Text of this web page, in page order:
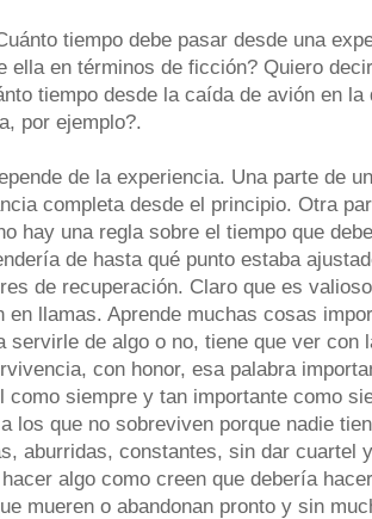
tiempo debe pasar desde una
ella en términos de ficción? Quiero
tiempo desde la caída de avión en
por ejemplo?.
de la experiencia. Una parte de
completa desde el principio. Otra
hay una regla sobre el tiempo que
de hasta qué punto estaba
de recuperación. Claro que es
en llamas. Aprende muchas cosas
servirle de algo o no, tiene que ver con
con honor, esa palabra
como siempre y tan importante como
los que no sobreviven porque nadie
aburridas, constantes, sin dar cuartel
algo como creen que debería
mueren o abandonan pronto y sin